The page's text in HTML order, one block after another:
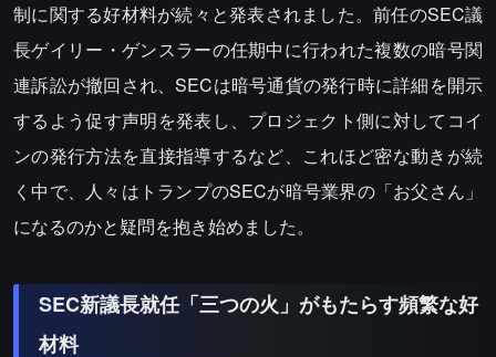
制に関する好材料が続々と発表されました。前任のSEC議
長ゲイリー・ゲンスラーの任期中に行われた複数の暗号関
連訴訟が撤回され、SECは暗号通貨の発行時に詳細を開示
するよう促す声明を発表し、プロジェクト側に対してコイ
ンの発行方法を直接指導するなど、これほど密な動きが続
く中で、人々はトランプのSECが暗号業界の「お父さん」
になるのかと疑問を抱き始めました。
SEC新議長就任「三つの火」がもたらす頻繁な好
材料